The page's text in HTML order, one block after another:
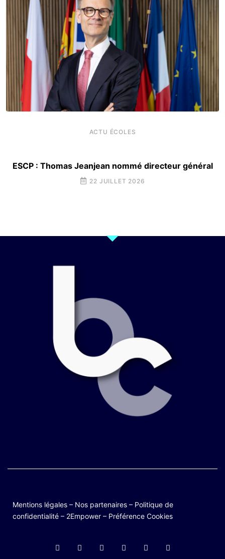
ACTU ÉCOLES
ESCP : Thomas Jeanjean nommé directeur général
22 JUILLET 2026
Mentions légales – Nos partenaires – Politique de
confidentialité – 2Empower – Préférence Cookies